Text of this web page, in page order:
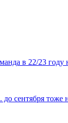
в 22/23 году
сентября тоже